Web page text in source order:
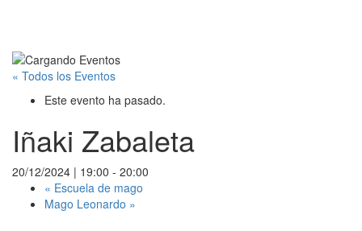
« Todos los Eventos
Este evento ha pasado.
Iñaki Zabaleta
20/12/2024 | 19:00 - 20:00
« Escuela de mago
Mago Leonardo »